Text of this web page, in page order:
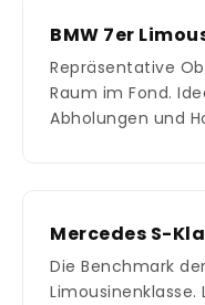
BMW 7er
Repräsentative
Raum im Fond.
Abholungen und
Mercedes S-
Die Benchmark